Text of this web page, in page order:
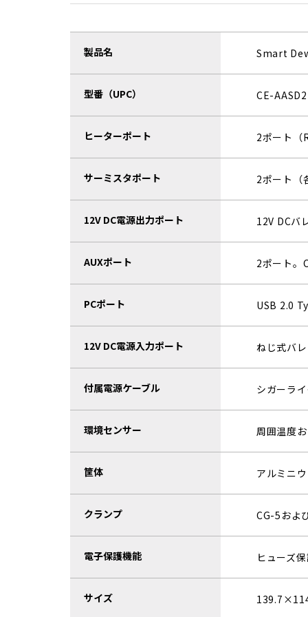
製品名 Smart
型番（UPC） CE-
ヒーターポート 2ポート（
サーミスタポート 2ポート（
12V DC電源出力ポート 12V DCバ
AUXポート 2ポート。
PCポート USB 2.0
12V DC電源入力ポート ねじ式バ
付属電源ケーブル シガーラ
環境センサー 周囲温度
筐体 アルミニ
クランプ CG-5およ
電子保護機能 ヒューズ
サイズ